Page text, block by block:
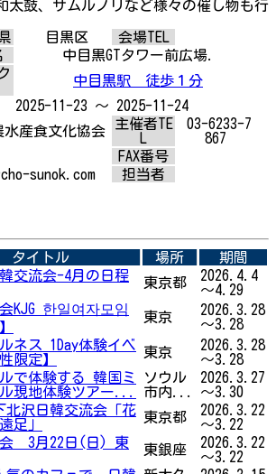
和太鼓、サムルノリなど様々の催し物も行
目黒区
会場TEL
中目黒GTタワー前広場.
中目黒駅 徒歩１分
2025-11-23 ～ 2025-11-24
水産食文化協会
主催者TE
03-6233-7
867
FAX番号
sunok.com
担当者
タイトル 場所
期間
交流会-4月の日程
東京都
2026.4.4
～4.29
KJG 한일여자모임
東京
2026.3.28
～3.28
ネス 1Day体験イベ
限定】
東京
2026.3.28
～3.28
で体験する 韓国ミ
現地体験ツアー...
ソウル
市内...
2026.3.27
～3.30
沢日韓交流会「花
足」
東京都
2026.3.22
～3.22
会 3月22日(日) 東
東銀座
2026.3.22
～3.22